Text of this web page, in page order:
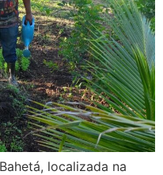
localizada na